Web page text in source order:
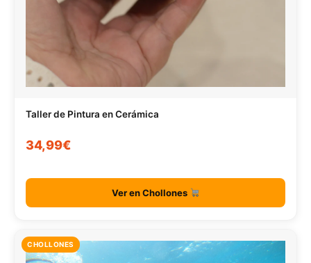
Taller de Pintura en Cerámica
34,99€
Ver en Chollones
CHOLLONES